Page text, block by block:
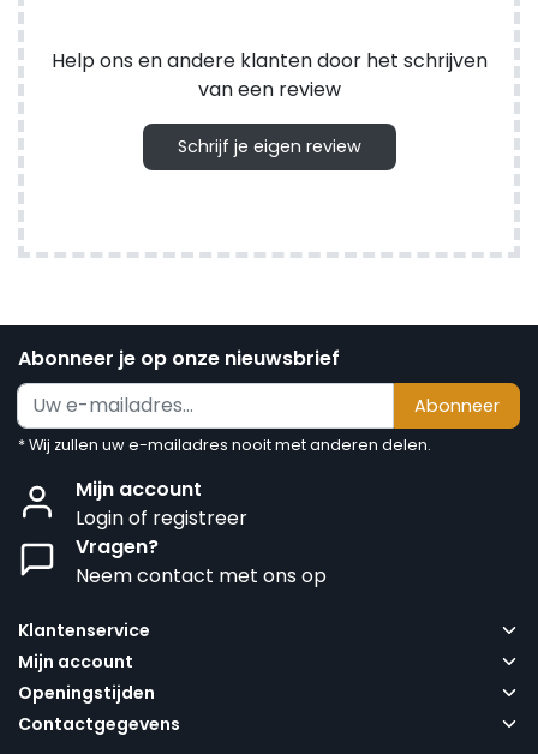
Help ons en andere klanten door het schrijven
van een review
Schrijf je eigen review
Abonneer je op onze nieuwsbrief
Abonneer
* Wij zullen uw e-mailadres nooit met anderen delen.
Mijn account
Login of registreer
Vragen?
Neem contact met ons op
Klantenservice
Mijn account
Openingstijden
Contactgegevens